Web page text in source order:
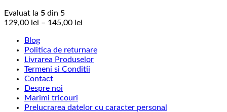
Evaluat la 5 din 5
129,00 lei – 145,00 lei
129,00 lei
până
la
Blog
Politica de returnare
Livrarea Produselor
Termeni si Conditii
Contact
Despre noi
Marimi tricouri
Prelucrarea datelor cu caracter personal